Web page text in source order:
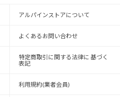
アルパインストアについて
よくあるお問い合わせ
特定商取引に関する法律に 基づく
表記
利用規約(業者会員)